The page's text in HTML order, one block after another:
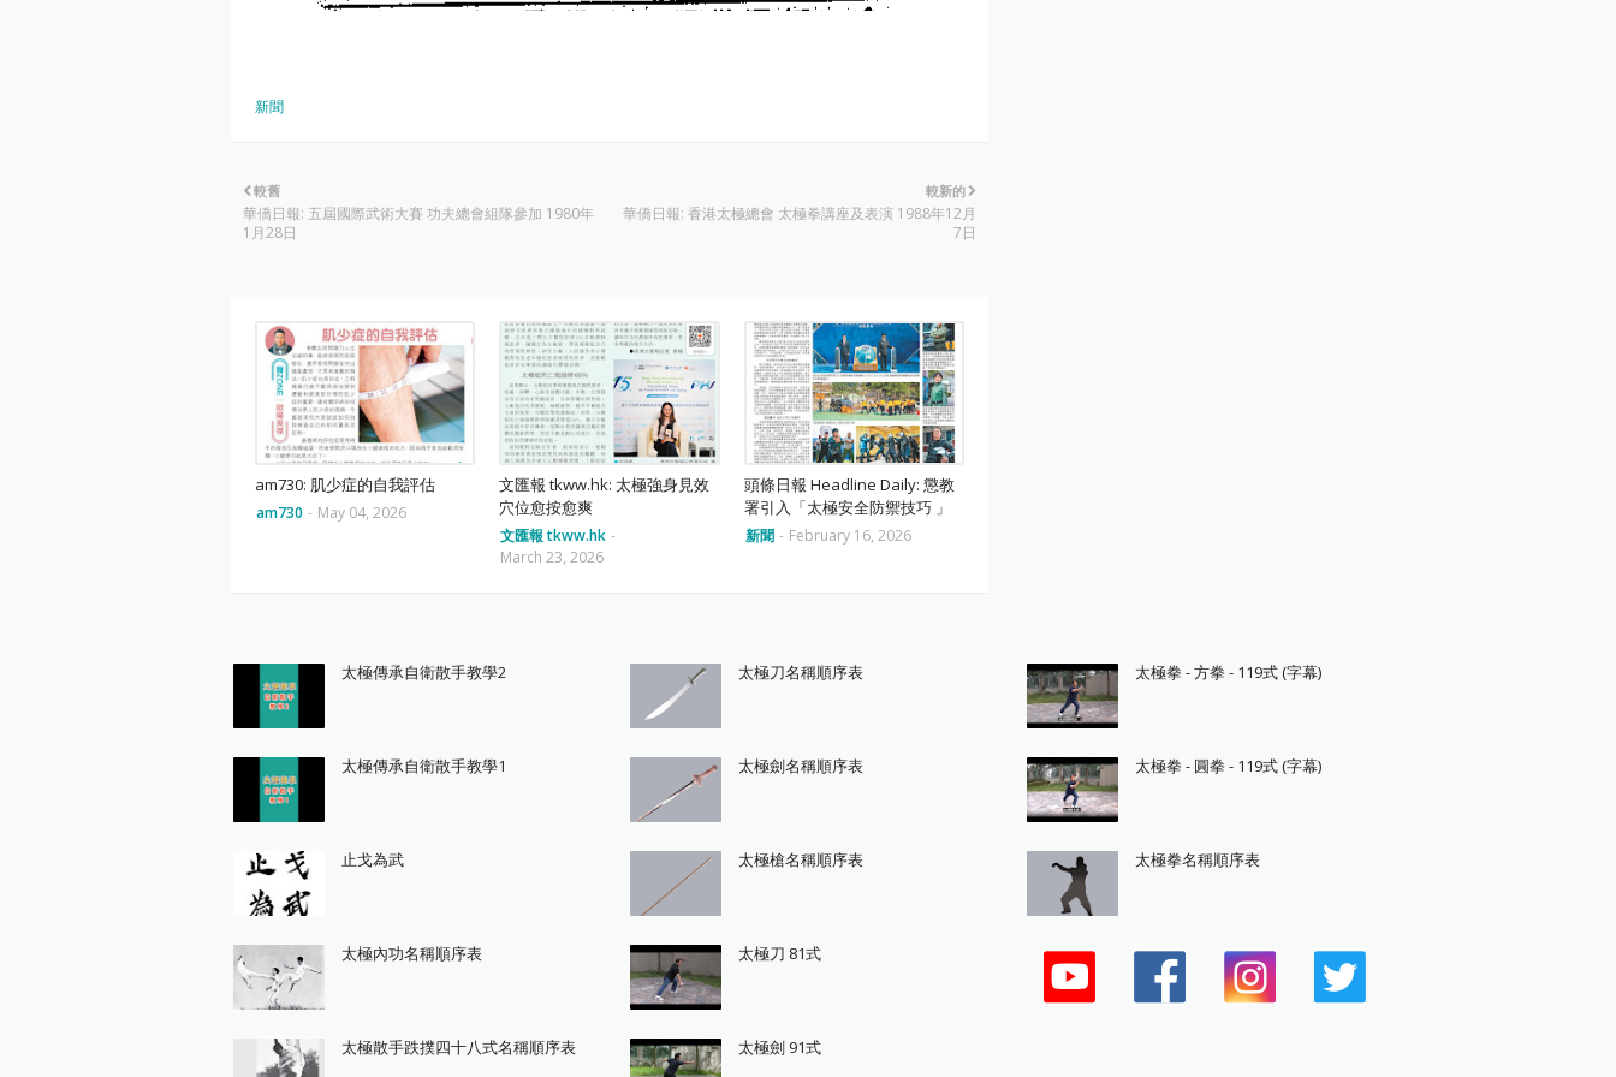
新聞
較新的
華僑日報: 香港太極總會 太極拳講座及表演 1988年12月
7日
較舊
華僑日報: 五屆國際武術大賽 功夫總會組隊參加 1980年
1月28日
am730: 肌少症的自我評估
am730 - May 04, 2026
文匯報 tkww.hk: 太極強身見效
穴位愈按愈爽
文匯報 tkww.hk -
March 23, 2026
頭條日報 Headline Daily: 懲教
署引入「太極安全防禦技巧 」
新聞 - February 16, 2026
太極傳承自衛散手教學2
太極傳承自衛散手教學1
止戈為武
太極內功名稱順序表
太極散手跌撲四十八式名稱順序表
太極刀名稱順序表
太極劍名稱順序表
太極槍名稱順序表
太極刀 81式
太極劍 91式
太極拳 - 方拳 - 119式 (字幕)
太極拳 - 圓拳 - 119式 (字幕)
太極拳名稱順序表